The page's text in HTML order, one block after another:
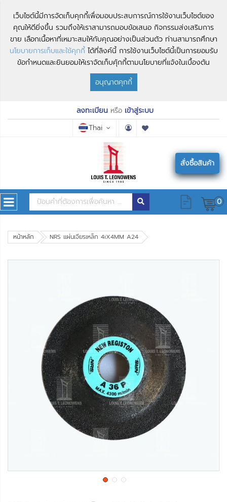
เว็บไซต์นี้มีการจัดเก็บคุกกี้เพื่อมอบประสบการณ์การใช้งานเว็บไซต์ของ
คุณให้ดียิ่งขึ้น รวมถึงให้เราสามารถมอบข้อเสนอ กิจกรรมส่งเสริมการ
ขาย เลือกเนื้อหาที่เหมาะสมให้กับคุณอย่างเป็นส่วนตัว ท่านสามารถศึกษา
นโยบายการเก็บและใช้คุกกี้ ได้ที่ลิงค์นี้ การใช้งานเว็บไซต์นี้เป็นการยอมรับ
ข้อกำหนดและยินยอมให้เราจัดเก็บคุ้กกี้ตามนโยบายที่แจ้งในเบื้องต้น
อนุญาตคุกกี้
ลงทะเบียนหรือ เข้าสู่ระบบ
Thai
สั่งซื้อสินค้า
0
หน้าหลัก NRS แผ่นเจียรเหล็ก 4iX4MM A24